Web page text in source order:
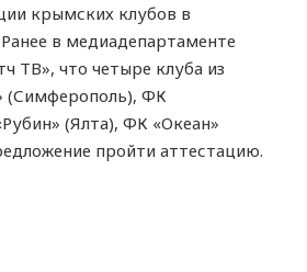
крымских клубов в
в медиадепартаменте
ТВ», что четыре клуба из
(Симферополь), ФК
(Ялта), ФК «Океан»
пройти аттестацию.